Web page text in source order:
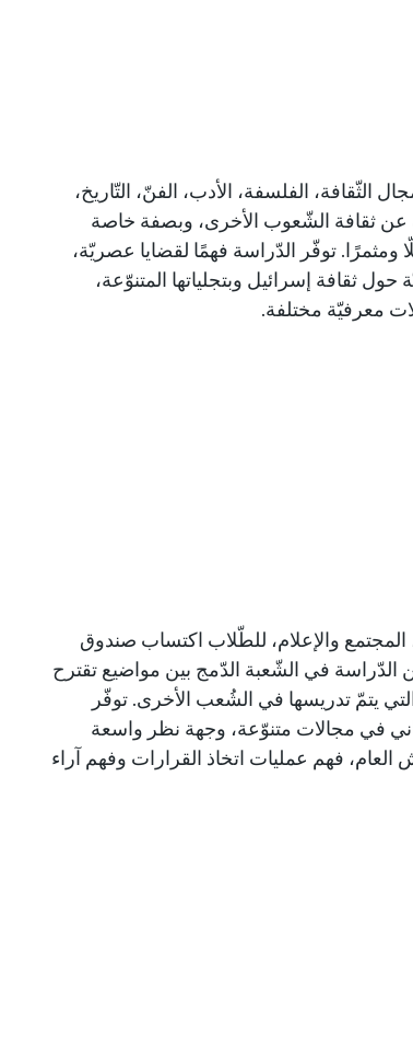
الفلسفة، الأدب، الفنّ، التّاريخ،
عن ثقافة الشّعوب الأخرى، وبصفة خاصة
ومثمرًا. توفّر الدّراسة فهمًا لقضايا عصريّة،
ثقافة إسرائيل وبتجلياتها المتنوّعة،
معرفيّة مختلفة.
المجتمع والإعلام، للطّلاب اكتساب صندوق
في الشّعبة الدّمج بين مواضيع تقترح
يتمّ تدريسها في الشُعب الأخرى. توفّر
في مجالات متنوّعة، وجهة نظر واسعة
فهم عمليات اتخاذ القرارات وفهم آراء